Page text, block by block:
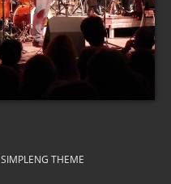
SIMPLENG THEME